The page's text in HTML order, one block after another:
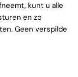
kunt u alle
en zo
Geen verspilde